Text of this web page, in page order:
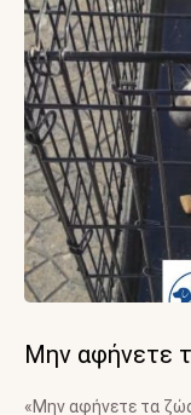
Μην αφήνετε
«Μην αφήνετε τα